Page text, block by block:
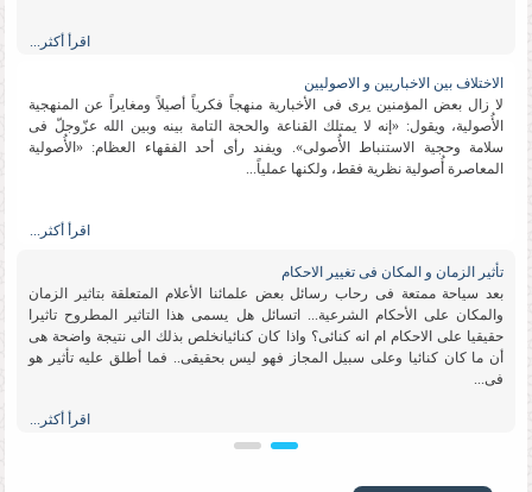
اقرأ أكثر...
الاختلاف بین الاخباریین و الاصولیین
لا زال بعض المؤمنین یرى فی الأخباریة منهجاً فكریاً أصیلاً ومغایراً عن المنهجیة
الأُصولیة، ویقول: «إنه لا یمتلك القناعة والحجة التامة بینه وبین الله عزّوجلّ فی
سلامة وحجیة الاستنباط الأُصولی». ویفند رأی أحد الفقهاء العظام: «الأُصولیة
المعاصرة أُصولیة نظریة فقط، ولكنها عملیاً...
اقرأ أكثر...
تأثیر الزمان و المكان فی تغییر الاحكام
بعد سیاحة ممتعة فی رحاب رسائل بعض علمائنا الأعلام المتعلقة بتاثیر الزمان
والمكان على الأحكام الشرعیة... اتسائل هل یسمى هذا التاثیر المطروح تاثیرا
حقیقیا على الاحكام ام انه كنائی؟ واذا كان كنائیانخلص بذلك الى نتیجة واضحة هی
أن ما كان كنائیا وعلى سبیل المجاز فهو لیس بحقیقی.. فما أطلق علیه تأثیر هو
فی...
اقرأ أكثر...
السلام علیكم ورحمة الله وبركاته ما رأی سماحتكم بوجوب تقلید الأعلم ؟ وماالدلیل